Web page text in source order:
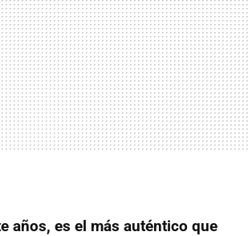
años, es el más auténtico que